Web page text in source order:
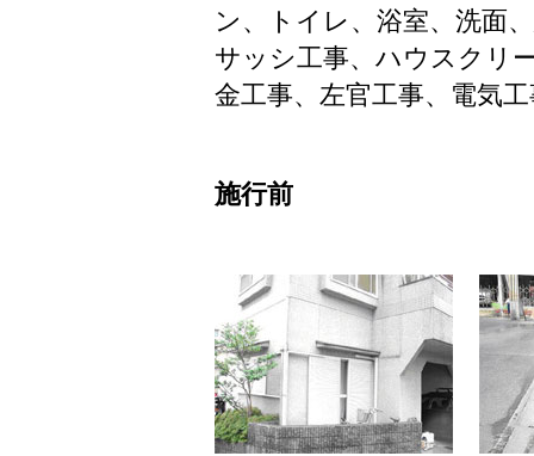
ン、トイレ、浴室、洗面
サッシ工事、ハウスクリ
金工事、左官工事、電気
施行前